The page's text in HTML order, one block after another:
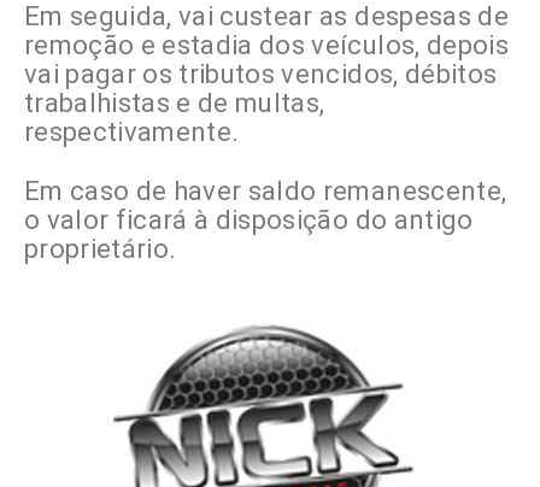
Em seguida, vai custear as despesas de
remoção e estadia dos veículos, depois
vai pagar os tributos vencidos, débitos
trabalhistas e de multas,
respectivamente.
Em caso de haver saldo remanescente,
o valor ficará à disposição do antigo
proprietário.